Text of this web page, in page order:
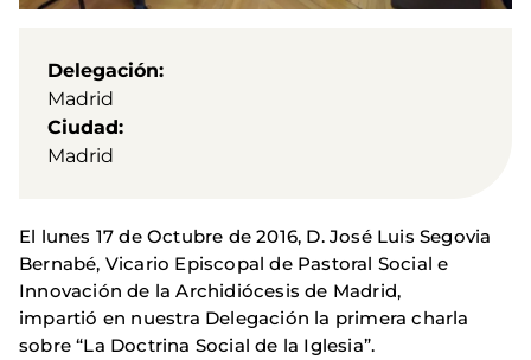
Delegación
Madrid
Ciudad
Madrid
El lunes 17 de Octubre de 2016, D. José Luis Segovia
Bernabé, Vicario Episcopal de Pastoral Social e
Innovación de la Archidiócesis de Madrid,
impartió en nuestra Delegación la primera charla
sobre “La Doctrina Social de la Iglesia”.